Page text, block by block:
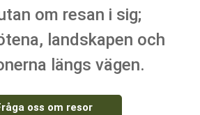
om resan i sig;
landskapen och
längs vägen.
oss om resor